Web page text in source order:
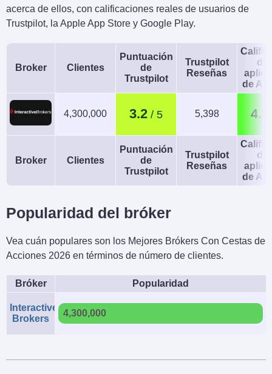
acerca de ellos, con calificaciones reales de usuarios de
Trustpilot, la Apple App Store y Google Play.
Broker Clientes
Puntuación
de
Trustpilot
Trustpilot
Reseñas
de
de
4,300,000 3.2 5,398 4.5
Broker Clientes
Puntuación
de
Trustpilot
Trustpilot
Reseñas
de
de
Popularidad del bróker
Vea cuán populares son los Mejores Brókers Con Cestas de
Acciones 2026 en términos de número de clientes.
Bróker Popularidad
Interactive
Brokers
4,300,000